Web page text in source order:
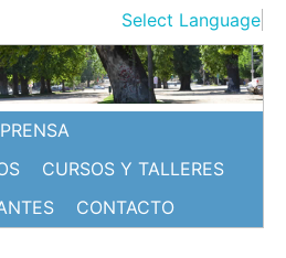
Select Language
PRENSA
CURSOS Y TALLERES
CONTACTO